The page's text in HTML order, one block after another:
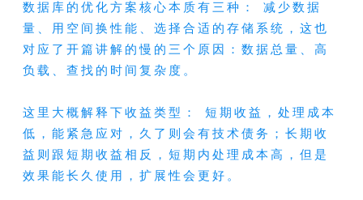
数据库的优化方案核心本质有三种： 减少数据
量、用空间换性能、选择合适的存储系统，这也
对应了开篇讲解的慢的三个原因：数据总量、高
负载、查找的时间复杂度。
这里大概解释下收益类型： 短期收益，处理成本
低，能紧急应对，久了则会有技术债务；长期收
益则跟短期收益相反，短期内处理成本高，但是
效果能长久使用，扩展性会更好。